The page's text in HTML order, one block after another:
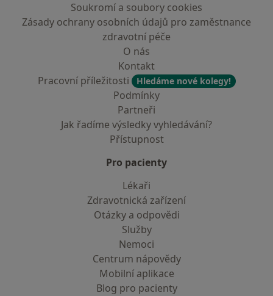
Soukromí a soubory cookies
Zásady ochrany osobních údajů pro zaměstnance
zdravotní péče
O nás
Kontakt
Pracovní příležitosti
Hledáme nové kolegy!
Podmínky
Partneři
Jak řadíme výsledky vyhledávání?
Přístupnost
Pro pacienty
Lékaři
Zdravotnická zařízení
Otázky a odpovědi
Služby
Nemoci
Centrum nápovědy
Mobilní aplikace
Blog pro pacienty